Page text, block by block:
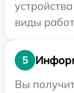
виды
5
Вы